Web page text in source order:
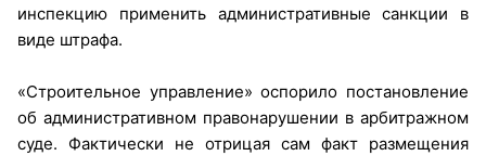
инспекцию применить административные санкции в
виде штрафа.
«Строительное управление» оспорило постановление
об административном правонарушении в арбитражном
суде. Фактически не отрицая сам факт размещения